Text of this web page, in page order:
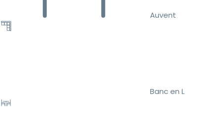
Auvent
Banc en L